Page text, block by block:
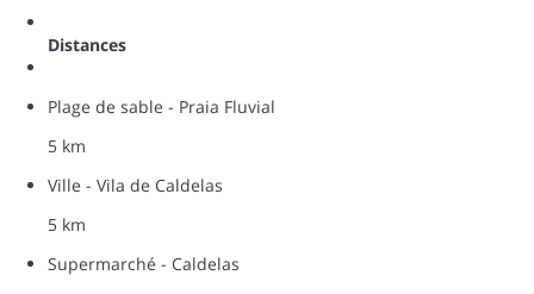
Distances
Plage de sable - Praia Fluvial
5 km
Ville - Vila de Caldelas
5 km
Supermarché - Caldelas